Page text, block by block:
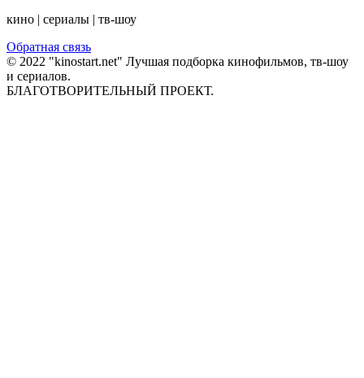
кино | сериалы | тв-шоу
Обратная связь
© 2022 "kinostart.net" Лучшая подборка кинофильмов, тв-шоу
и сериалов.
БЛАГОТВОРИТЕЛЬНЫЙ ПРОЕКТ.